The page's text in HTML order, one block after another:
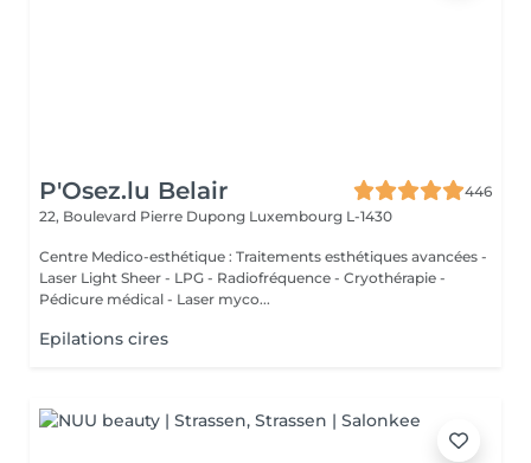
P'Osez.lu Belair
446
22, Boulevard Pierre Dupong Luxembourg L-1430
Centre Medico-esthétique : Traitements esthétiques avancées -
Laser Light Sheer - LPG - Radiofréquence - Cryothérapie -
Pédicure médical - Laser myco...
Epilations cires